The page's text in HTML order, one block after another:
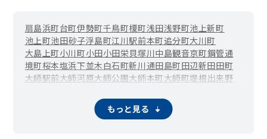
扇島浜町台町伊勢町千鳥町榎町浅田浅野町池上新町
池上町池田砂子浮島町江川駅前本町追分町大川町
大島上町小川町小田小田栄 貝塚川中島観音京町鋼管通
境町桜本塩浜下並木白石町新川通田島町田辺新田田町
大師駅前大師河原大師公園大師本町大師町堤根出来野
南町南渡田町宮前町宮本町
四谷下町渡田渡田山王町 渡田新町
もっと見る